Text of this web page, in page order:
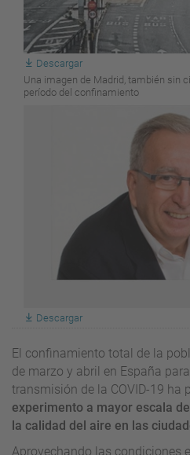
Descargar
Una imagen de Madrid, también sin
período del confinamiento
Descargar
El confinamiento total de la
de marzo y abril en España
transmisión de la COVID-19 ha
experimento a mayor escala
la calidad del aire en las
Aprovechando las condiciones